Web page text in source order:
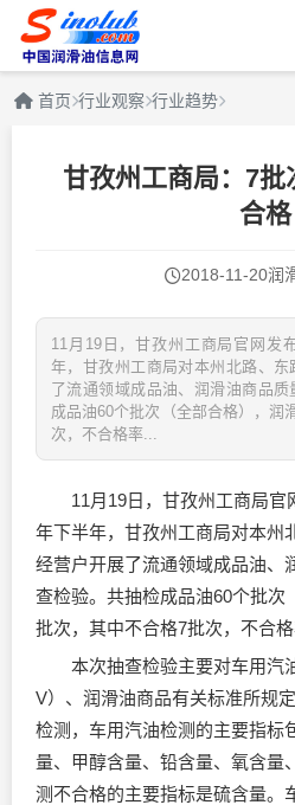
首页 行业观察 行业趋势
甘孜州工商局：7
合格
2018-11-20润
11月19日，甘孜州工商局官网发
年，甘孜州工商局对本州北路、
了流通领域成品油、润滑油商品
成品油60个批次（全部合格），润
次，不合格率...
11月19日，甘孜州工商局官
年下半年，甘孜州工商局对本州
经营户开展了流通领域成品油、
查检验。共抽检成品油60个批次
批次，其中不合格7批次，不合格
本次抽查检验主要对车用汽
V）、 润滑油商品有关标准所规
检测，车用汽油检测的主要指标
量、甲醇含量、铅含量、氧含量
测不合格的主要指标是硫含量。